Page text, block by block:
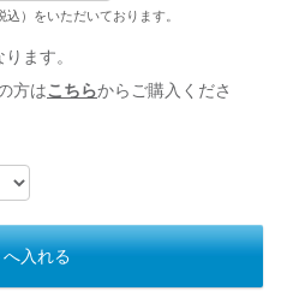
）をいただいております。
ます。
方はこちらからご購入くださ
入れる